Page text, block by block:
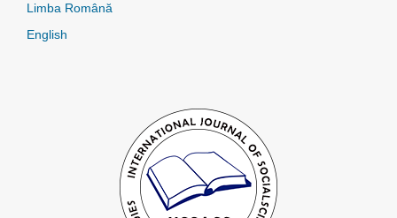
Limba Română
English